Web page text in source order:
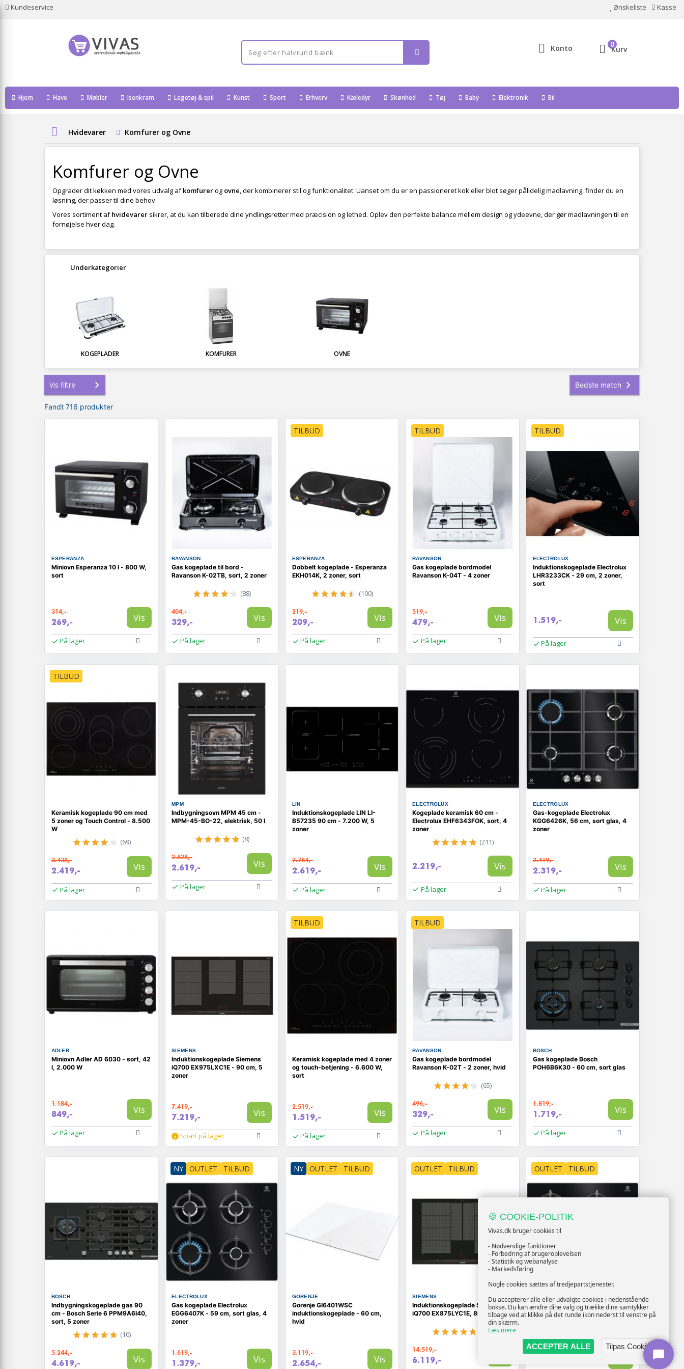
Kundeservice Ønskeliste Kasse
Konto Kurv
0
Hjem Have Møbler Isenkram Legetøj & spil Kunst Sport Erhverv Kæledyr Skønhed Tøj Baby Elektronik Bil
Hvidevarer Komfurer og Ovne
Komfurer og Ovne
Opgrader dit køkken med vores udvalg afkomfurerog ovne, der kombinerer stil og funktionalitet. Uanset om du er en passioneret kok eller blot søger pålidelig madlavning, finder du en
løsning, der passer til dine behov.
Vores sortiment afhvidevarer sikrer, at du kan tilberede dine yndlingsretter med præcision og lethed. Oplev den perfekte balance mellem design og ydeevne, der gør madlavningen til en
fornøjelse hver dag.
Underkategorier
KOGEPLADER KOMFURER OVNE
Vis filtre
Fandt 716 produkter
ESPERANZA
Miniovn Esperanza 10 l - 800 W,
sort
314,-
269,- Vis
På lager
RAVANSON
Gas kogeplade til bord -
Ravanson K-02TB, sort, 2 zoner
(88)
404,-
329,- Vis
På lager
TILBUD
ESPERANZA
Dobbelt kogeplade - Esperanza
EKH014K, 2 zoner, sort
(100)
219,-
209,- Vis
På lager
TILBUD
RAVANSON
Gas kogeplade bordmodel
Ravanson K-04T - 4 zoner
519,-
479,- Vis
På lager
TILBUD
ELECTROLUX
Induktionskogeplade Electrolux
LHR3233CK - 29 cm, 2 zoner,
sort
1.519,- Vis
På lager
TILBUD
Keramisk kogeplade 90 cm med
5 zoner og Touch Control - 8.500
W
(69)
3.438,-
2.419,- Vis
På lager
MPM
Indbygningsovn MPM 45 cm -
MPM-45-BO-22, elektrisk, 50 l
(8)
2.828,-
2.619,- Vis
På lager
LIN
Induktionskogeplade LIN LI-
B57235 90 cm - 7.200 W, 5
zoner
2.784,-
2.619,- Vis
På lager
ELECTROLUX
Kogeplade keramisk 60 cm -
Electrolux EHF6343FOK, sort, 4
zoner
(211)
2.219,- Vis
På lager
ELECTROLUX
Gas-kogeplade Electrolux
KGG6426K, 56 cm, sort glas, 4
zoner
2.419,-
2.319,- Vis
På lager
ADLER
Miniovn Adler AD 6030 - sort, 42
l, 2.000 W
1.184,-
849,- Vis
På lager
SIEMENS
Induktionskogeplade Siemens
iQ700 EX975LXC1E - 90 cm, 5
zoner
7.419,-
7.219,- Vis
Snart på lager
TILBUD
Keramisk kogeplade med 4 zoner
og touch-betjening - 6.600 W,
sort
2.519,-
1.519,- Vis
På lager
TILBUD
RAVANSON
Gas kogeplade bordmodel
Ravanson K-02T - 2 zoner, hvid
(65)
496,-
329,- Vis
På lager
BOSCH
Gas kogeplade Bosch
POH6B6K30 - 60 cm, sort glas
1.819,-
1.719,- Vis
På lager
BOSCH
Indbygningskogeplade gas 90
cm - Bosch Serie 6 PPM9A6I40,
sort, 5 zoner
(10)
5.244,-
4.619,- Vis
NY OUTLET TILBUD
ELECTROLUX
Gas kogeplade Electrolux
EGG6407K - 59 cm, sort glas, 4
zoner
1.619,-
1.379,- Vis
NY OUTLET TILBUD
GORENJE
Gorenje GI6401WSC
induktionskogeplade - 60 cm,
hvid
3.119,-
2.654,- Vis
OUTLET TILBUD
SIEMENS
Induktionskogeplade Siemens
iQ700 EX875LYC1E, 80 cm
(187)
14.519,-
6.119,-
OUTLET TILBUD
ELECTROLUX
Gas kogeplade Electrolux
EGG6407K - 59 cm, sort glas, 4
🍪 COOKIE-POLITIK
Vivas.dk bruger cookies til
- Nødvendige funktioner
- Forbedring af brugeroplevelsen
- Statistik og webanalyse
- Markedsføring
Nogle cookies sættes af tredjepartstjenester.
Du accepterer alle eller udvalgte cookies i nedenstående
bokse. Du kan ændre dine valg og trække dine samtykker
tilbage ved at klikke på det runde ikon nederst til venstre på
din skærm.
Læs mere
ACCEPTER ALLE
Tilpas Cookies